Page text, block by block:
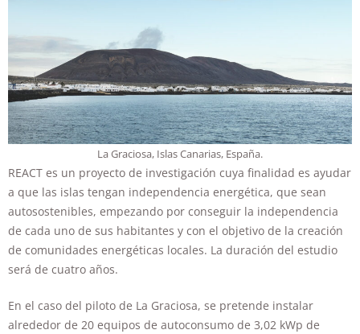
La Graciosa, Islas Canarias, España.
REACT es un proyecto de investigación cuya finalidad es ayudar
a que las islas tengan independencia energética, que sean
autosostenibles, empezando por conseguir la independencia
de cada uno de sus habitantes y con el objetivo de la creación
de comunidades energéticas locales. La duración del estudio
será de cuatro años.
En el caso del piloto de La Graciosa, se pretende instalar
alrededor de 20 equipos de autoconsumo de 3,02 kWp de